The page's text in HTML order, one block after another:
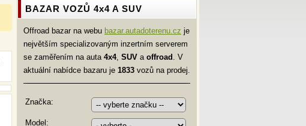
BAZAR VOZŮ 4x4 A SUV
Offroad bazar na webu bazar.autadoterenu.cz je
největším specializovaným inzertním serverem
se zaměřením na auta 4x4, SUV a offroad . V
aktuální nabídce bazaru je 1833 vozů na prodej.
Značka:
Model: